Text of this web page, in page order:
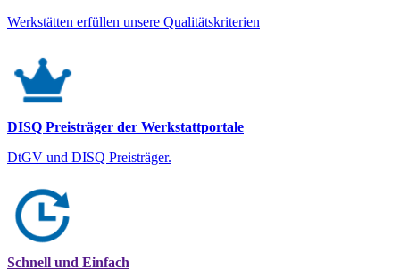
Werkstätten erfüllen unsere Qualitätskriterien
DISQ Preisträger der Werkstattportale
DtGV und DISQ Preisträger.
Schnell und Einfach